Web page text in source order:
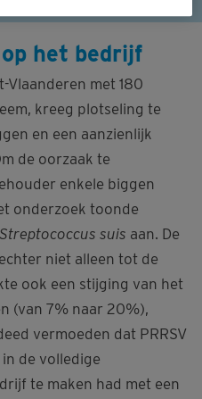
het bedrijf
Vlaanderen met 180
kreeg plotseling te
en een aanzienlijk
de oorzaak te
enkele biggen
onderzoek toonde
Streptococcus suis aan. De
niet alleen tot de
ook een stijging van het
(van 7% naar 20%),
vermoeden dat PRRSV
de volledige
te maken had met een